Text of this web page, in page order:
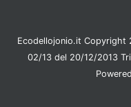
Ecodellojonio.it Copyright
02/13 del 20/12/2013